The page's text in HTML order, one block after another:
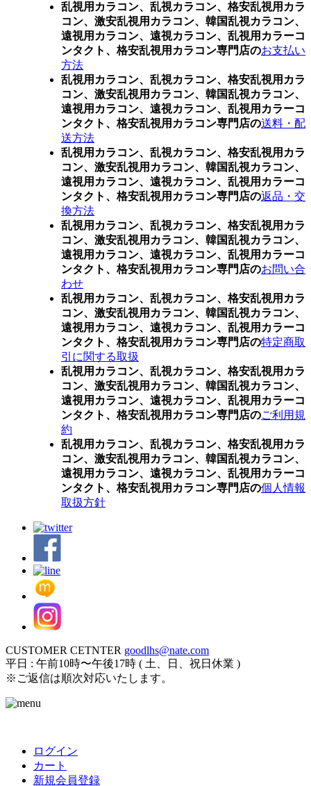
乱視用カラコン、乱視カラコン、格安乱視用カラ
コン、激安乱視用カラコン、韓国乱視カラコン、
遠視用カラコン、遠視カラコン、乱視用カラーコ
ンタクト、格安乱視用カラコン専門店のお支払い
方法
乱視用カラコン、乱視カラコン、格安乱視用カラ
コン、激安乱視用カラコン、韓国乱視カラコン、
遠視用カラコン、遠視カラコン、乱視用カラーコ
ンタクト、格安乱視用カラコン専門店の送料・配
送方法
乱視用カラコン、乱視カラコン、格安乱視用カラ
コン、激安乱視用カラコン、韓国乱視カラコン、
遠視用カラコン、遠視カラコン、乱視用カラーコ
ンタクト、格安乱視用カラコン専門店の返品・交
換方法
乱視用カラコン、乱視カラコン、格安乱視用カラ
コン、激安乱視用カラコン、韓国乱視カラコン、
遠視用カラコン、遠視カラコン、乱視用カラーコ
ンタクト、格安乱視用カラコン専門店のお問い合
わせ
乱視用カラコン、乱視カラコン、格安乱視用カラ
コン、激安乱視用カラコン、韓国乱視カラコン、
遠視用カラコン、遠視カラコン、乱視用カラーコ
ンタクト、格安乱視用カラコン専門店の特定商取
引に関する取扱
乱視用カラコン、乱視カラコン、格安乱視用カラ
コン、激安乱視用カラコン、韓国乱視カラコン、
遠視用カラコン、遠視カラコン、乱視用カラーコ
ンタクト、格安乱視用カラコン専門店のご利用規
約
乱視用カラコン、乱視カラコン、格安乱視用カラ
コン、激安乱視用カラコン、韓国乱視カラコン、
遠視用カラコン、遠視カラコン、乱視用カラーコ
ンタクト、格安乱視用カラコン専門店の個人情報
取扱方針
CUSTOMER CETNTER goodlhs@nate.com
平日 : 午前10時〜午後17時 ( 土、日、祝日休業 )
※ご返信は順次対応いたします。
ログイン
カート
新規会員登録